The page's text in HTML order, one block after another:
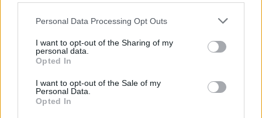
Personal Data Processing Opt Outs
I want to opt-out of the Sharing of my
personal data.
Opted In
I want to opt-out of the Sale of my
Personal Data.
Opted In